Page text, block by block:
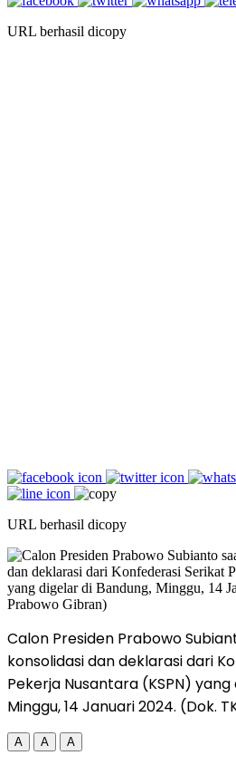
URL berhasil dicopy
URL berhasil dicopy
Calon Presiden Prabowo
konsolidasi dan deklarasi dari
Pekerja Nusantara (KSPN)
Minggu, 14 Januari 2024. (Dok.
A A A